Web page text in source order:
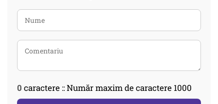
0 caractere :: Număr maxim de caractere 1000